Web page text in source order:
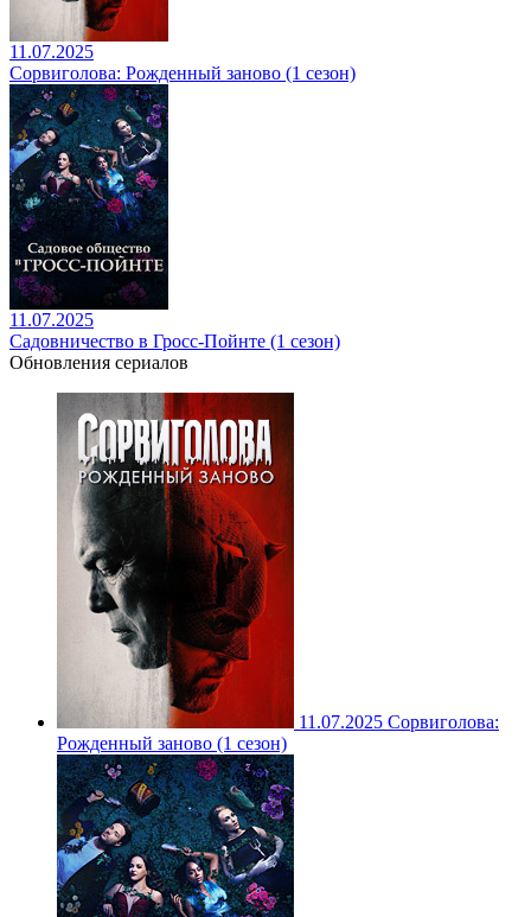
11.07.2025
Сорвиголова: Рожденный заново (1 сезон)
11.07.2025
Садовничество в Гросс-Пойнте (1 сезон)
Обновления сериалов
11.07.2025 Сорвиголова:
Рожденный заново (1 сезон)